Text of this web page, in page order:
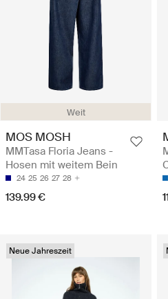
Weit
MOS MOSH
MMTasa Floria Jeans -
Hosen mit weitem Bein
24 25 26 27 28
139.99 €
Neue Jahreszeit